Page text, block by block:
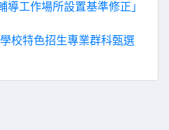
工作場所設置基準修正」
校特色招生專業群科甄選